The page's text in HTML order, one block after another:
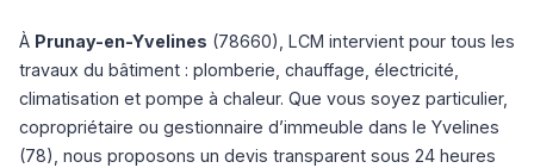
À Prunay-en-Yvelines (78660), LCM intervient pour tous les
travaux du bâtiment : plomberie, chauffage, électricité,
climatisation et pompe à chaleur. Que vous soyez particulier,
copropriétaire ou gestionnaire d’immeuble dans le Yvelines
(78), nous proposons un devis transparent sous 24 heures